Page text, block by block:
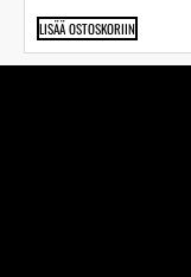
LISÄÄ OSTOSKORIIN